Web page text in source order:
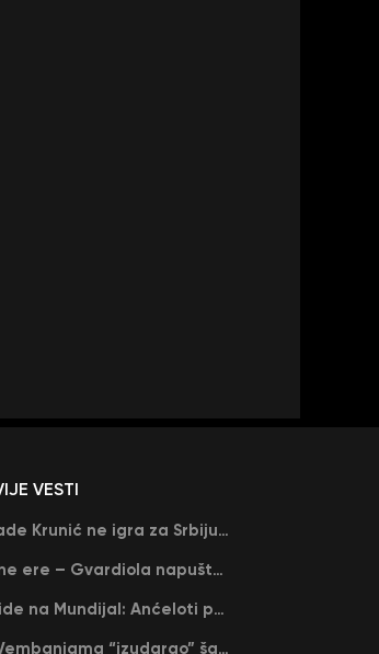
VESTI
Zašto Rade Krunić ne igra za Srbiju? “Iako su mi obećali, niko me nije zvao…”
Kraj jedne ere – Gvardiola napušta Siti na kraju sezone, menja ga njegov nekadašnji rival
Nejmar ide na Mundijal: Anćeloti pročitao njegovo ime, Brazil u delirijumu (VIDEO)
Strašni Vembanjama “izudarao” šampiona za brejk: San Antonio poveo protiv Oklahome